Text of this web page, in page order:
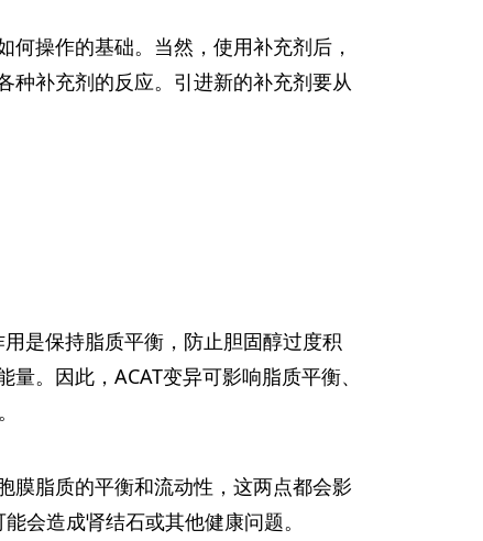
操作的基础。当然，使用补充剂后，
种补充剂的反应。引进新的补充剂要从
是保持脂质平衡，防止胆固醇过度积
。因此，ACAT变异可影响脂质平衡、
膜脂质的平衡和流动性，这两点都会影
会造成肾结石或其他健康问题。